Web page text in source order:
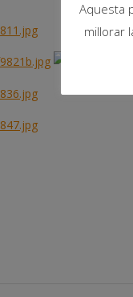
Aquesta
millorar